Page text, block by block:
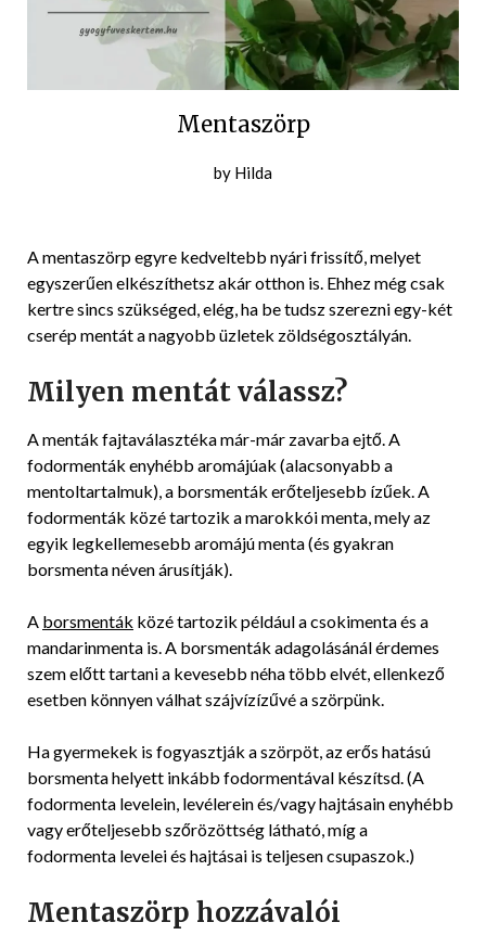
Mentaszörp
Posted
07-
08
by Hilda
A mentaszörp egyre kedveltebb nyári frissítő, melyet
egyszerűen elkészíthetsz akár otthon is. Ehhez még csak
kertre sincs szükséged, elég, ha be tudsz szerezni egy-két
cserép mentát a nagyobb üzletek zöldségosztályán.
Milyen mentát válassz?
A menták fajtaválasztéka már-már zavarba ejtő. A
fodormenták enyhébb aromájúak (alacsonyabb a
mentoltartalmuk), a borsmenták erőteljesebb ízűek. A
fodormenták közé tartozik a marokkói menta, mely az
egyik legkellemesebb aromájú menta (és gyakran
borsmenta néven árusítják).
A borsmenták közé tartozik például a csokimenta és a
mandarinmenta is. A borsmenták adagolásánál érdemes
szem előtt tartani a kevesebb néha több elvét, ellenkező
esetben könnyen válhat szájvízízűvé a szörpünk.
Ha gyermekek is fogyasztják a szörpöt, az erős hatású
borsmenta helyett inkább fodormentával készítsd. (A
fodormenta levelein, levélerein és/vagy hajtásain enyhébb
vagy erőteljesebb szőrözöttség látható, míg a
fodormenta levelei és hajtásai is teljesen csupaszok.)
Mentaszörp hozzávalói